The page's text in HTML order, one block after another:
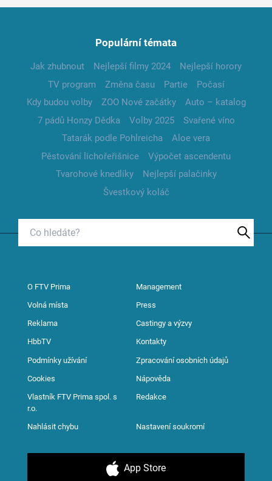
Populární témata
Jak zhubnout Nejlepší filmy 2024
Nejlepší horory
TV program
Změna času Partie
Počasí
Kdy budou volby
ZOO Nové začátky
Auto – katalog
7 pádů Honzy Dědka
Volby 2025
Svařené víno
Tatarák podle Pohlreicha
Aloe vera
Pěstování lichořeřišnice
Výpočet ascendentu
Tvarohové knedlíky
Nejlepší palačinky
Švestkový koláč
O FTV Prima Management
Volná místa Press
Reklama Castingy a výzvy
HbbTV Kontakty
Podmínky užívání Zpracování osobních údajů
Cookies Nápověda
Vlastník FTV Prima spol. s
r.o.
Redakce
Nahlásit chybu Nastavení soukromí
App Store